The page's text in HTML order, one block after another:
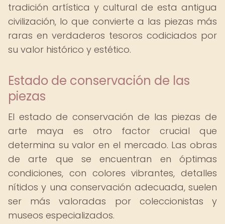
tradición artística y cultural de esta antigua
civilización, lo que convierte a las piezas más
raras en verdaderos tesoros codiciados por
su valor histórico y estético.
Estado de conservación de las
piezas
El estado de conservación de las piezas de
arte maya es otro factor crucial que
determina su valor en el mercado. Las obras
de arte que se encuentran en óptimas
condiciones, con colores vibrantes, detalles
nítidos y una conservación adecuada, suelen
ser más valoradas por coleccionistas y
museos especializados.